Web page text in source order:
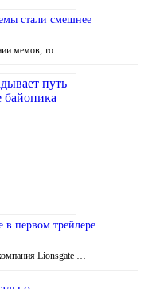
стали смешнее
мемов, то …
в первом трейлере
Lionsgate …